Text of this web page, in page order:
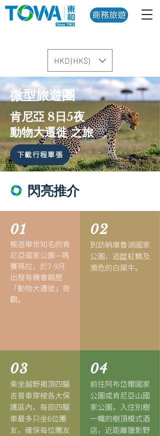
HKD (HK$)
微型旅遊團
肯尼亞 8日5夜
動物大遷徙 之旅
下載行程單張
閃亮推介
01
暢遊舉世知名的肯
尼亞國家公園—瑪
賽瑪拉，於7-9月
出發有機會親歷
「動物大遷徙」奇
觀。
03
乘坐越野揭頂四驅
吉普車穿梭各大保
護區內，每部四驅
車最多只坐6位團
友，確保每位團友
02
到訪納庫魯湖國家
公園，追踨紅鶴及
瀕危的白犀牛。
04
前往阿布岱爾國家
公園或肯尼亞山國
家公園，入住別樹
一幟的樹頂模式酒
店，近距離獵影野